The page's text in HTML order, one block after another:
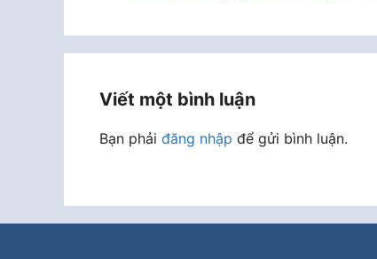
Viết một bình luận
Bạn phải đăng nhập để gửi bình luận.